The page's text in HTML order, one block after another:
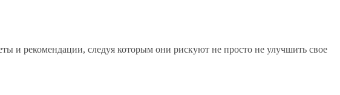
и рекомендации, следуя которым они рискуют не просто не улучшить свое